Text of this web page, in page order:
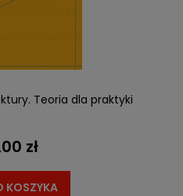
Teoria dla praktyki
zł
KOSZYKA